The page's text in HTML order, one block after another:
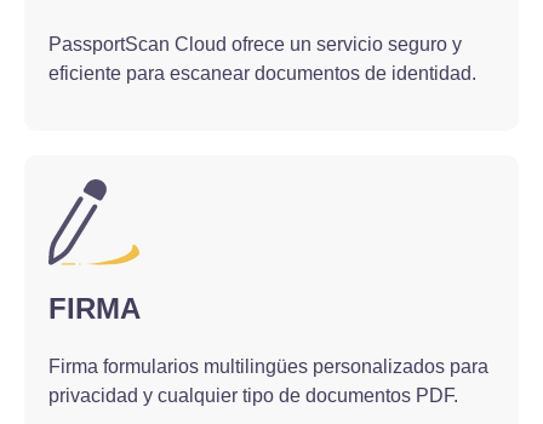
PassportScan Cloud ofrece un servicio seguro y
eficiente para escanear documentos de identidad.
FIRMA
Firma formularios multilingües personalizados para
privacidad y cualquier tipo de documentos PDF.